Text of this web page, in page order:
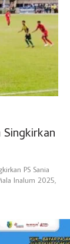
PS Sania
Inalum 2025,